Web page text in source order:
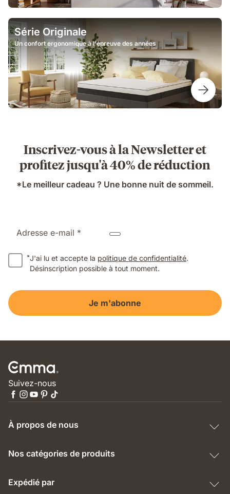
Série Originale
Un confort ergonomique à l'épreuve des années
Inscrivez-vous à la Newsletter et
profitez jusqu'à 40% de réduction
*Le meilleur cadeau ? Une bonne nuit de sommeil.
Adresse e-mail *
*J'ai lu et accepte la politique de confidentialité.
Désinscription possible à tout moment.
Je m'abonne
Suivez-nous
À propos de nous
Nos catégories de produits
Expédié par